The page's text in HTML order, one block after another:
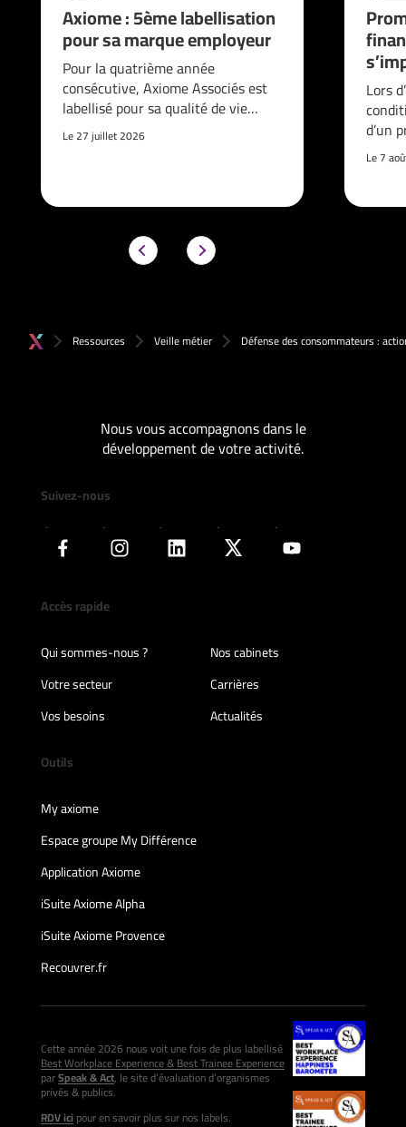
Axiome : 5ème labellisation
pour sa marque employeur
Pour la quatrième année
consécutive, Axiome Associés est
labellisé pour sa qualité de vie…
Le 27 juillet 2026
Lors
d’un
Le 7
Ressources Veille métier Défense des consommateurs :
Nous vous accompagnons dans le
développement de votre activité.
Suivez-nous
Accès rapide
Qui sommes-nous ?
Nos cabinets
Votre secteur
Carrières
Vos besoins
Actualités
Outils
My axiome
Espace groupe My Différence
Application Axiome
iSuite Axiome Alpha
iSuite Axiome Provence
Recouvrer.fr
Cette année 2026 nous voit une fois de plus labellisé
Best Workplace Experience & Best Trainee Experience
parSpeak & Act, le site d’évaluation d’organismes
privés & publics.
RDV icipour en savoir plus sur nos labels.